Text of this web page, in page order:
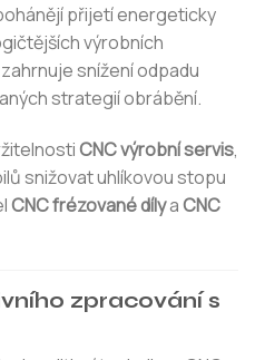
přijetí energeticky
výrobních
snížení odpadu
strategií obrábění.
CNC výrobní servis,
snižovat uhlíkovou stopu
CNC frézované dílyaCNC
zpracování s